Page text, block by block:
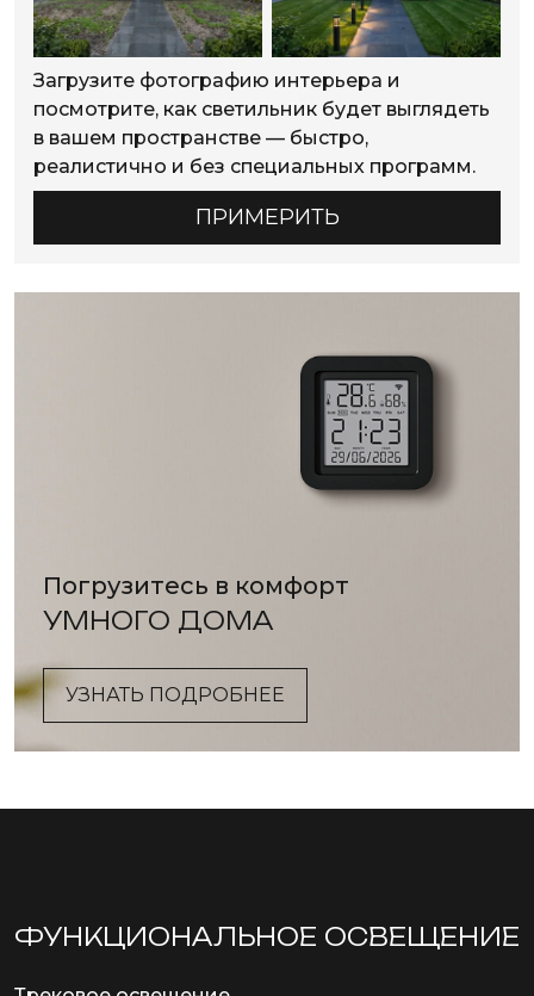
Загрузите фотографию интерьера и
посмотрите, как светильник будет выглядеть
в вашем пространстве — быстро,
реалистично и без специальных программ.
ПРИМЕРИТЬ
Погрузитесь в комфорт
УМНОГО ДОМА
УЗНАТЬ ПОДРОБНЕЕ
ФУНКЦИОНА­ЛЬНОЕ ОСВЕЩЕНИЕ